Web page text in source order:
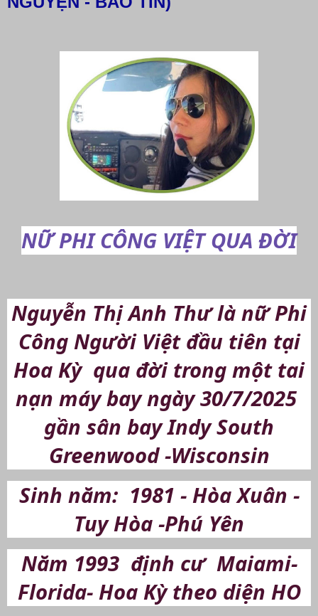
NỮ PHI CÔNG VIỆT QUA ĐỜI
Nguyễn Thị Anh Thư là nữ Phi
Công Người Việt đầu tiên tại
Hoa Kỳ qua đời trong một tai
nạn máy bay ngày 30/7/2025
gần sân bay Indy South
Greenwood -Wisconsin
Sinh năm: 1981 - Hòa Xuân -
Tuy Hòa -Phú Yên
Năm 1993 định cư Maiami-
Florida- Hoa Kỳ theo diện HO